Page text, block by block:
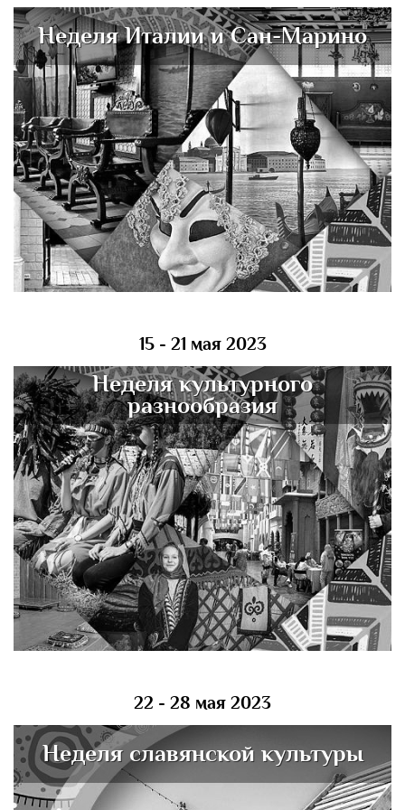
Неделя Италии и Сан-Марино
15 - 21 мая 2023
Неделя культурного
разнообразия
22 - 28 мая 2023
Неделя славянской культуры